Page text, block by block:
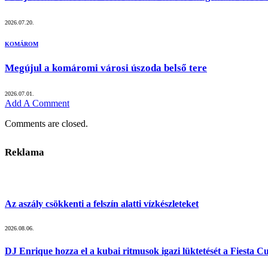
2026.07.20.
KOMÁROM
Megújul a komáromi városi úszoda belső tere
2026.07.01.
Add A Comment
Comments are closed.
Reklama
Az aszály csökkenti a felszín alatti vízkészleteket
2026.08.06.
DJ Enrique hozza el a kubai ritmusok igazi lüktetését a Fiesta